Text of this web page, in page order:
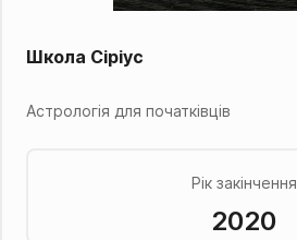
Школа Сіріус
Астрологія для початківців
Рік закінчення
2020